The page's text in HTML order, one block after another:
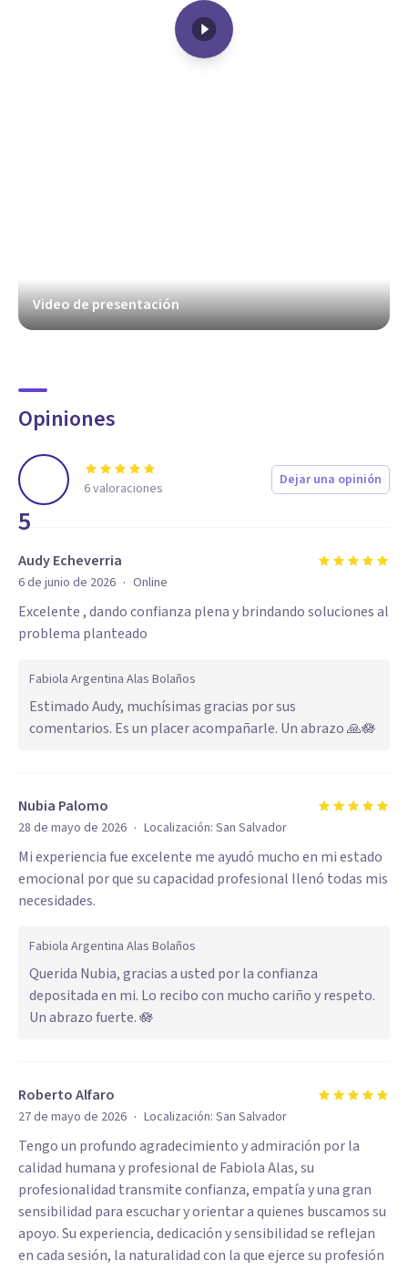
Video de presentación
Opiniones
5
6valoraciones Dejar una opinión
Audy Echeverria
6 de junio de 2026 · Online
Excelente , dando confianza plena y brindando soluciones al
problema planteado
Fabiola Argentina Alas Bolaños
Estimado Audy, muchísimas gracias por sus
comentarios. Es un placer acompañarle. Un abrazo 🙏🪷
Nubia Palomo
28 de mayo de 2026 · Localización: San Salvador
Mi experiencia fue excelente me ayudó mucho en mi estado
emocional por que su capacidad profesional llenó todas mis
necesidades.
Fabiola Argentina Alas Bolaños
Querida Nubia, gracias a usted por la confianza
depositada en mi. Lo recibo con mucho cariño y respeto.
Un abrazo fuerte. 🪷
Roberto Alfaro
27 de mayo de 2026 · Localización: San Salvador
Tengo un profundo agradecimiento y admiración por la
calidad humana y profesional de Fabiola Alas, su
profesionalidad transmite confianza, empatía y una gran
sensibilidad para escuchar y orientar a quienes buscamos su
apoyo. Su experiencia, dedicación y sensibilidad se reflejan
en cada sesión, la naturalidad con la que ejerce su profesión